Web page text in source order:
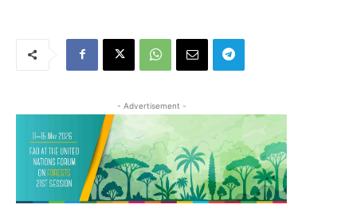
- Advertisement -